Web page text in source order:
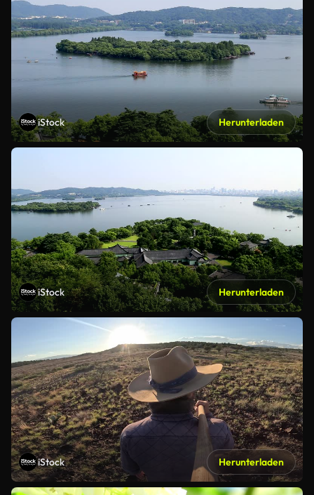
iStock Herunterladen
iStock Herunterladen
iStock Herunterladen